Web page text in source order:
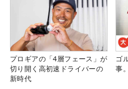
プロギアの「4層フェース」が
切り開く高初速ドライバーの
新時代
ゴ
事